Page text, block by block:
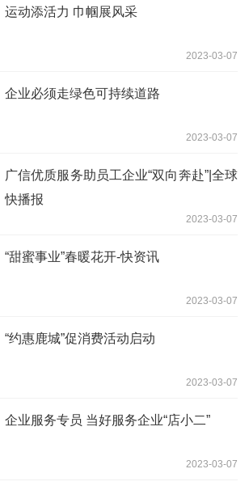
运动添活力 巾帼展风采
2023-03-07
企业必须走绿色可持续道路
2023-03-07
广信优质服务助员工企业“双向奔赴”|全球
快播报
2023-03-07
“甜蜜事业”春暖花开-快资讯
2023-03-07
“约惠鹿城”促消费活动启动
2023-03-07
企业服务专员 当好服务企业“店小二”
2023-03-07